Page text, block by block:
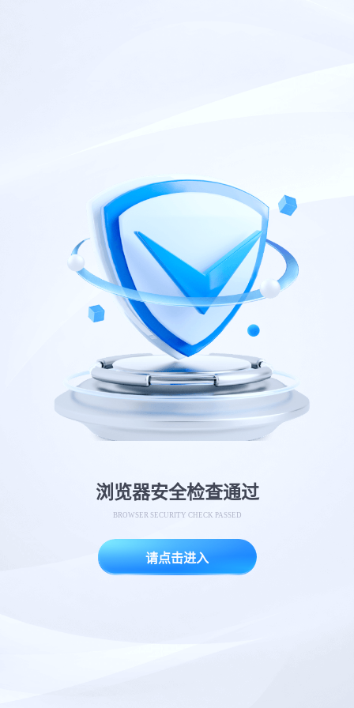
浏览器安全检查通过
BROWSER SECURITY CHECK PASSED
请点击进入